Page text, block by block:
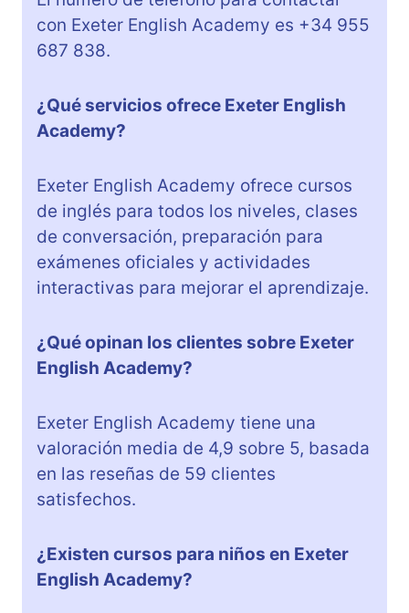
con Exeter English Academy es +34 955
687 838.
¿Qué servicios ofrece Exeter English
Academy?
Exeter English Academy ofrece cursos
de inglés para todos los niveles, clases
de conversación, preparación para
exámenes oficiales y actividades
interactivas para mejorar el aprendizaje.
¿Qué opinan los clientes sobre Exeter
English Academy?
Exeter English Academy tiene una
valoración media de 4,9 sobre 5, basada
en las reseñas de 59 clientes
satisfechos.
¿Existen cursos para niños en Exeter
English Academy?